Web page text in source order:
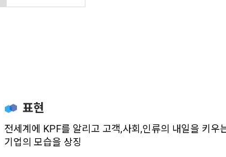
표현
전세계에 KPF를 알리고 고객,사회,인류의 내일을 키우
기업의 모습을 상징